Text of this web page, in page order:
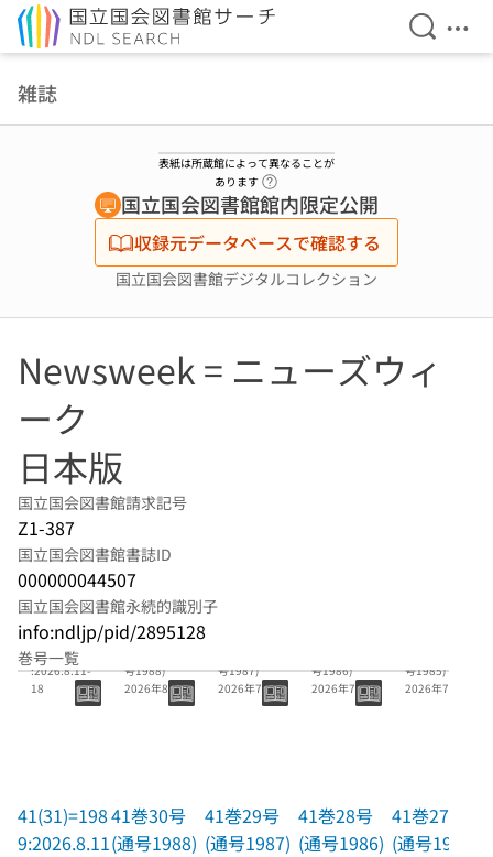
検索を
メ
雑誌
表紙は所蔵館によって異なることが
あります
国立国会図書館館内限定公開
収録元データベースで確認する
国立国会図書館デジタルコレクション
Newsweek = ニューズウィ
ーク
日本版
国立国会図書館請求記号
Z1-387
国立国会図書館書誌ID
000000044507
国立国会図書館永続的識別子
info:ndljp/pid/2895128
巻号一覧
41(31)=1989
:2026.8.11-
18
41(31)=198
9:2026.8.11
号1988)
2026年8月4
41巻30号
(通号1988)
号1987)
2026年7月28
41巻29号
(通号1987)
号1986)
2026年7月21
41巻28号
(通号1986)
号1985)
2026年7月14
41巻27号
(通号1985)